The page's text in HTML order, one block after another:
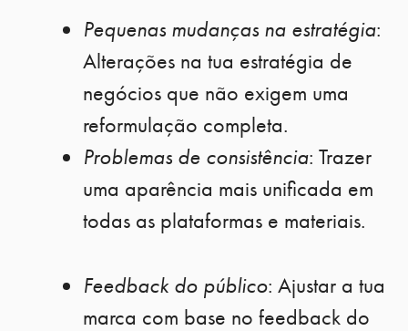
Pequenas mudanças na estratégia:
Alterações na tua estratégia de
negócios que não exigem uma
reformulação completa.
Problemas de consistência: Trazer
uma aparência mais unificada em
todas as plataformas e materiais.
Feedback do público: Ajustar a tua
marca com base no feedback do